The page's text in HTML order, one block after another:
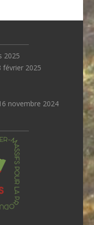
2025
février 2025
novembre 2024